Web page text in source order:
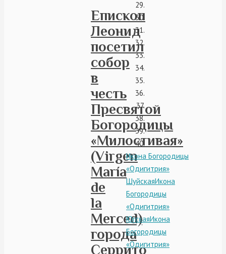
Епископ
Леонид
посетил
собор
в
честь
Пресвятой
Богородицы
«Милостивая»
(Virgen
María
de
la
Merced)
города
Серрито
Икона Богородицы
«Одигитрия»
ШуйскаяИкона
Богородицы
«Одигитрия»
ЮгскаяИкона
Богородицы
«Одигитрия»